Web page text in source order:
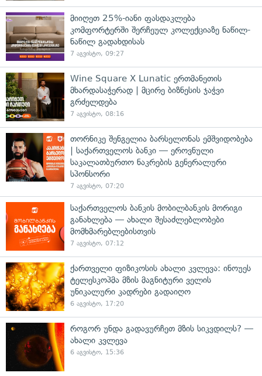
მიიღეთ 25%-იანი ფასდაკლება
კომფორტერში შერჩეულ კოლექციაზე ნაწილ-
ნაწილ გადახდისას
7 აგვისტო, 09:27
Wine Square X Lunatic ერთმანეთის
მხარდასაჭერად | მცირე ბიზნესის ჯაჭვი
გრძელდება
7 აგვისტო, 08:16
თორნიკე შენგელია ბარსელონას ემშვიდობება
| საქართველოს ბანკი — ეროვნული
საკალათბურთო ნაკრების გენერალური
სპონსორი
7 აგვისტო, 07:20
საქართველოს ბანკის მობილბანკის მორიგი
განახლება — ახალი შესაძლებლობები
მომხმარებლებისთვის
7 აგვისტო, 07:12
ქართველი ფიზიკოსის ახალი კვლევა: ინოუეს
ტელესკოპმა მზის მაგნიტური ველის
უნიკალური კადრები გადაიღო
6 აგვისტო, 17:20
როგორ უნდა გადავურჩეთ მზის სიკვდილს? —
ახალი კვლევა
6 აგვისტო, 15:36